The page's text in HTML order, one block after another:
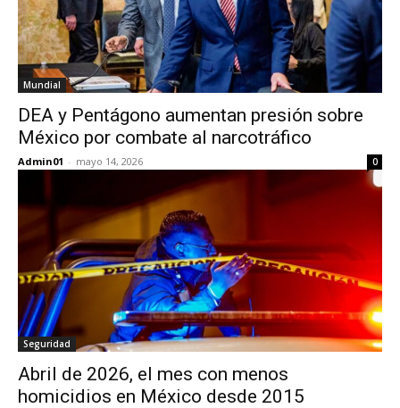
Mundial
DEA y Pentágono aumentan presión sobre
México por combate al narcotráfico
Admin01 - mayo 14, 2026 0
Seguridad
Abril de 2026, el mes con menos
homicidios en México desde 2015